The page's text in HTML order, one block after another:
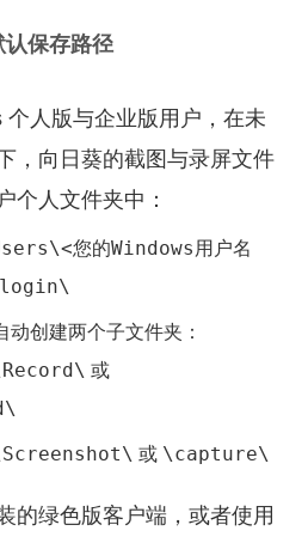
保存路径
人版与企业版用户，在未
，向日葵的截图与录屏文件
个人文件夹中：
您的Windows用户名
创建两个子文件夹：
或
或 \capture\
的绿色版客户端，或者使用